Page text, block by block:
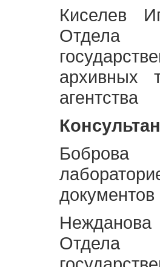
Киселев
Отдела
архивных
агентства
Боброва
Нежданова
Отдела